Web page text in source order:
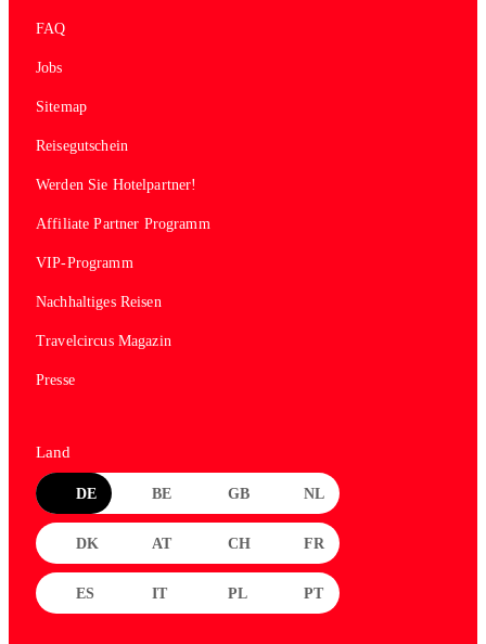
FAQ
Jobs
Sitemap
Reisegutschein
Werden Sie Hotelpartner!
Affiliate Partner Programm
VIP-Programm
Nachhaltiges Reisen
Travelcircus Magazin
Presse
Land
DE BE GB NL
DK AT CH FR
ES IT PL PT